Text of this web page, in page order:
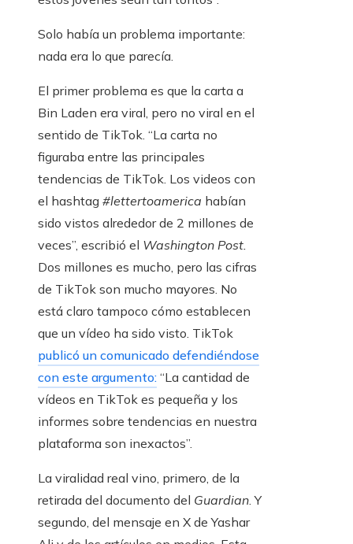
Solo había un problema importante:
nada era lo que parecía.
El primer problema es que la carta a
Bin Laden era viral, pero no viral en el
sentido de TikTok. “La carta no
figuraba entre las principales
tendencias de TikTok. Los videos con
el hashtag #lettertoamerica habían
sido vistos alrededor de 2 millones de
veces”, escribió el Washington Post.
Dos millones es mucho, pero las cifras
de TikTok son mucho mayores. No
está claro tampoco cómo establecen
que un vídeo ha sido visto. TikTok
publicó un comunicado defendiéndose
con este argumento: “La cantidad de
vídeos en TikTok es pequeña y los
informes sobre tendencias en nuestra
plataforma son inexactos”.
La viralidad real vino, primero, de la
retirada del documento del Guardian. Y
segundo, del mensaje en X de Yashar